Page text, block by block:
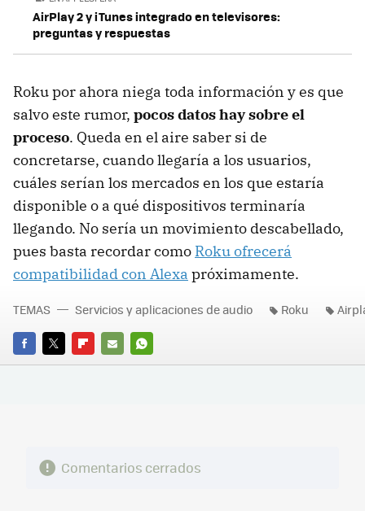
AirPlay 2 y iTunes integrado en televisores:
preguntas y respuestas
Roku por ahora niega toda información y es que
salvo este rumor, pocos datos hay sobre el
proceso. Queda en el aire saber si de
concretarse, cuando llegaría a los usuarios,
cuáles serían los mercados en los que estaría
disponible o a qué dispositivos terminaría
llegando. No sería un movimiento descabellado,
pues basta recordar como Roku ofrecerá
compatibilidad con Alexa próximamente.
FACEBOOK
TWITTERFLIPBOARD
E-
WHATSAPP
TEMAS Servicios y aplicaciones de audio Roku
Comentarios cerrados